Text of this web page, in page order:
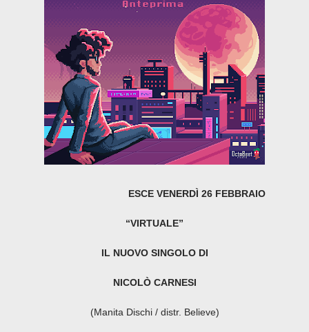
ESCE VENERDÌ 26 FEBBRAIO
“VIRTUALE”
IL NUOVO SINGOLO DI
NICOLÒ CARNESI
(Manita Dischi / distr. Believe)